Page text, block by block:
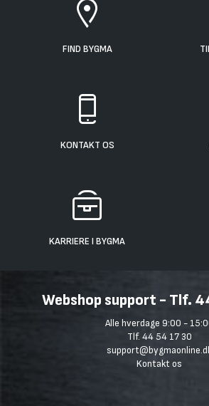
FIND BYGMA
KONTAKT OS
KARRIERE I BYGMA
Webshop support - Tlf.
Alle hverdage 9:00 -
Tlf. 44 54 17 30
Kontakt os